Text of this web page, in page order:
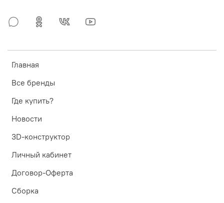
Главная
Все бренды
Где купить?
Новости
3D-конструктор
Личный кабинет
Договор-Оферта
Сборка